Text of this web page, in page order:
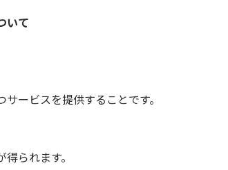
いて
ービスを提供することです。
られます。